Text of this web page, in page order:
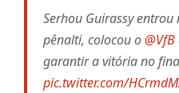
Serhou Guirassy
pênalti, colocou o@VfB
garantir a vitória no
pic.twitter.com/